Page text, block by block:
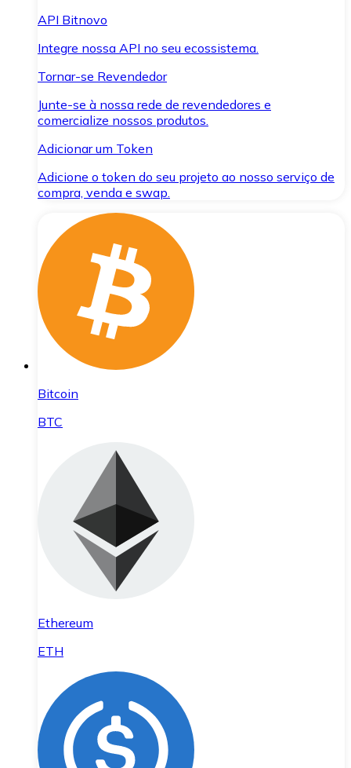
API Bitnovo
Integre nossa API no seu ecossistema.
Tornar-se Revendedor
Junte-se à nossa rede de revendedores e
comercialize nossos produtos.
Adicionar um Token
Adicione o token do seu projeto ao nosso serviço de
compra, venda e swap.
Bitcoin
BTC
Ethereum
ETH